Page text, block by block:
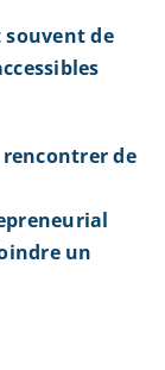
souvent de
de
un